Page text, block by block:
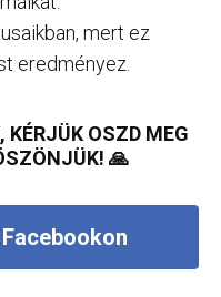
mert ez
eredményez.
OSZD MEG
🙏